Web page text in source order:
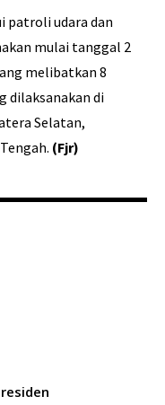
patroli udara dan
mulai tanggal 2
melibatkan 8
dilaksanakan di
Selatan,
(Fjr)